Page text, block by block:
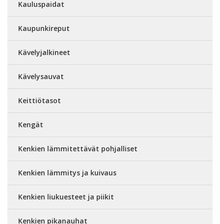
Kauluspaidat
Kaupunkireput
Kävelyjalkineet
Kävelysauvat
Keittiötasot
Kengät
Kenkien lämmitettävät pohjalliset
Kenkien lämmitys ja kuivaus
Kenkien liukuesteet ja piikit
Kenkien pikanauhat